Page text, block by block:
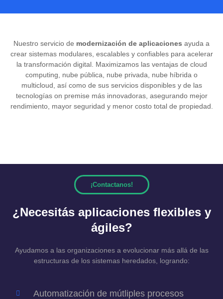
Nuestro servicio de modernización de aplicaciones ayuda a
crear sistemas modulares, escalables y confiables para acelerar
la transformación digital. Maximizamos las ventajas de cloud
computing, nube pública, nube privada, nube híbrida o
multicloud, así como de sus servicios disponibles y de las
tecnologías on premise más innovadoras, asegurando mejor
rendimiento, mayor seguridad y menor costo total de propiedad.
¡Contactanos!
¿Necesitás aplicaciones flexibles y
ágiles?
Ayudamos a las organizaciones a evolucionar más allá de las
estructuras de los sistemas heredados, logrando:
Automatización de mútliples procesos